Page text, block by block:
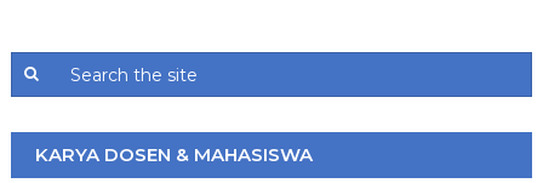
KARYA DOSEN & MAHASISWA